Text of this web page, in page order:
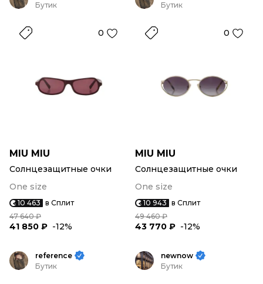
Бутик
0
MIU MIU
Солнцезащитные очки
One size
10 463 в Сплит
47 640 ₽
41 850 ₽ -12%
Бутик
0
MIU MIU
Солнцезащитные очки
One size
10 943 в Сплит
49 460 ₽
43 770 ₽ -12%
reference
Бутик
newnow
Бутик